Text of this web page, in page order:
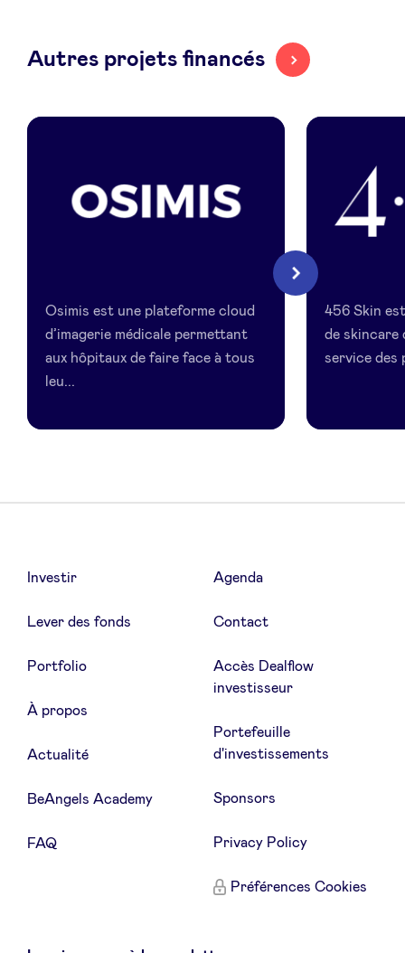
LinkedIn
Autres projets financés
Osimis est une plateforme cloud
d’imagerie médicale permettant
aux hôpitaux de faire face à tous
leu...
456 Skin
de skincare
service des
Suivant
Investir
Lever des fonds
Portfolio
À propos
Actualité
BeAngels Academy
FAQ
Agenda
Contact
Accès Dealflow
investisseur
Portefeuille
d'investissements
Sponsors
Privacy Policy
Préférences Cookies